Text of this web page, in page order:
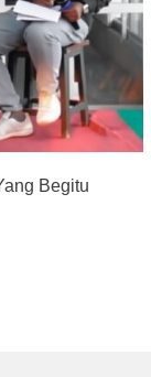
Begitu